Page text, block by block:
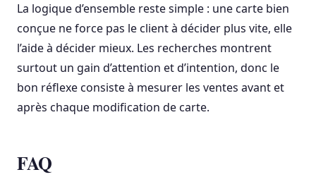
La logique d’ensemble reste simple : une carte bien
conçue ne force pas le client à décider plus vite, elle
l’aide à décider mieux. Les recherches montrent
surtout un gain d’attention et d’intention, donc le
bon réflexe consiste à mesurer les ventes avant et
après chaque modification de carte.
FAQ